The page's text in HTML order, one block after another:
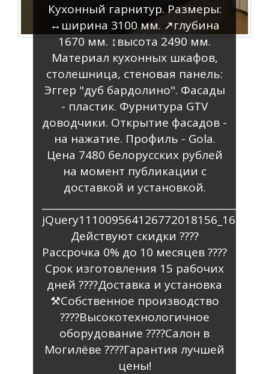
Кухонный гарнитур. Размеры:
↔️ширина 3100 мм. ↗️глубина
1670 мм. ↕️высота 2490 мм.
Материал кухонных шкафов,
столешница, стеновая панель:
Эггер "дуб бардолино". Фасады
- пластик. Фурнитура GTV
доводчики. Открытие фасадов -
на нажатие. Профиль - Gola.
Цена 7480 белорусских рублей
на момент публикации с
доставкой и установкой.
Действуют скидки ????
Рассрочка 0% до 10 месяцев ????️
Срок изготовления 15 рабочих
дней ????Доставка и установка
⚒️Собственное производство
????Высокотехнологичное
оборудование ????Салон в
Могилёве ????Гарантия лучшей
цены!